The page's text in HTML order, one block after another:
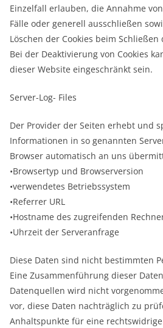
Einzelfall erlauben, die Annahme
Fälle oder generell ausschließen
Löschen der Cookies beim
Bei der Deaktivierung von Cookies
dieser Website eingeschränkt sein.
Server-Log- Files
Der Provider der Seiten erhebt und
Informationen in so genannten
Browser automatisch an uns
•Browsertyp und Browserversion
•verwendetes Betriebssystem
•Referrer URL
•Hostname des zugreifenden
•Uhrzeit der Serveranfrage
Diese Daten sind nicht bestimmten
Eine Zusammenführung dieser
Datenquellen wird nicht
vor, diese Daten nachträglich zu
Anhaltspunkte für eine